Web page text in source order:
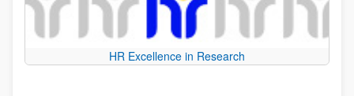
HR Excellence in Research